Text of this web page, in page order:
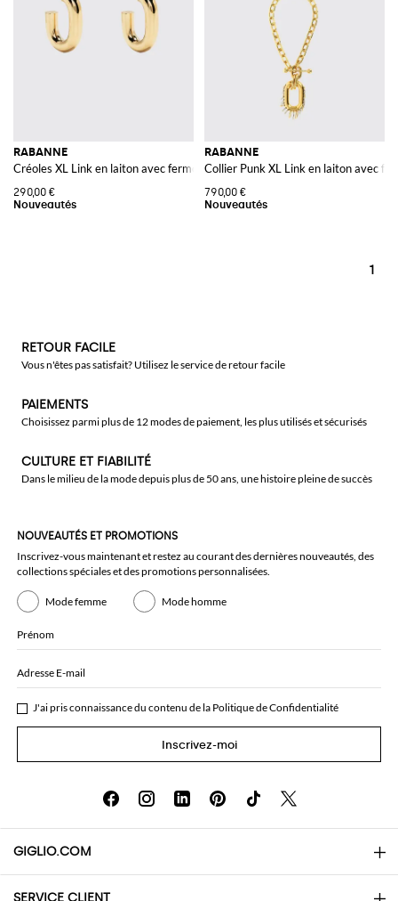
RABANNE
Créoles XL Link en laiton avec fermoir papillon
290,00 €
RABANNE
Collier Punk XL Link en laiton avec
790,00 €
1
RETOUR FACILE
Vous n'êtes pas satisfait? Utilisez le service de retour facile
PAIEMENTS
Choisissez parmi plus de 12 modes de paiement, les plus utilisés et sécurisés
CULTURE ET FIABILITÉ
Dans le milieu de la mode depuis plus de 50 ans, une histoire pleine de succès
NOUVEAUTÉS ET PROMOTIONS
Inscrivez-vous maintenant et restez au courant des dernières nouveautés, des
collections spéciales et des promotions personnalisées.
Mode femme Mode homme
Prénom
Adresse E-mail
J'ai pris connaissance du contenu de la Politique de Confidentialité
Inscrivez-moi
GIGLIO.COM
About
SERVICE CLIENT